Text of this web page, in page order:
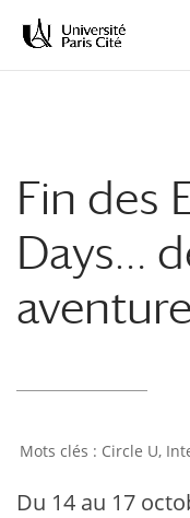
Fin des
Days…
Circle U,
Du 14 au 17